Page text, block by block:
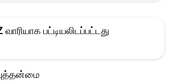
வாரியாக பட்டியலிடப்பட்டது